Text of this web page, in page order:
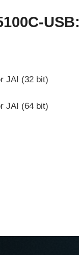
USB:
JAI (32 bit)
JAI (64 bit)